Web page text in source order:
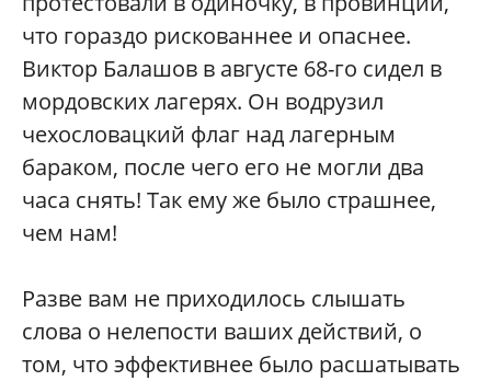
что гораздо рискованнее и опаснее.
Виктор Балашов в августе 68-го сидел в
мордовских лагерях. Он водрузил
чехословацкий флаг над лагерным
бараком, после чего его не могли два
часа снять! Так ему же было страшнее,
чем нам!
Разве вам не приходилось слышать
слова о нелепости ваших действий, о
том, что эффективнее было расшатывать